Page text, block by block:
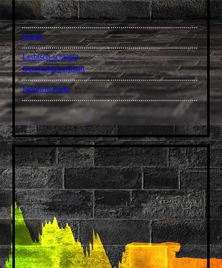
Frieda
Lesbisch-schwule
Geschichtswerkstatt
Monnem Pride